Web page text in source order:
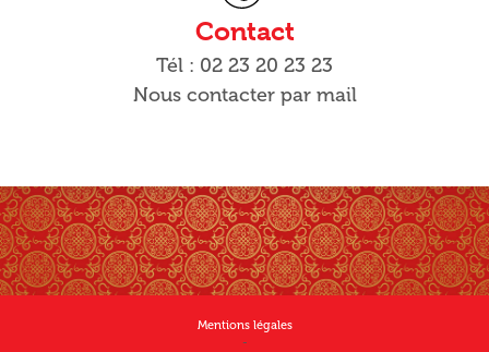
Contact
Tél : 02 23 20 23 23
Nous contacter par mail
Mentions légales
-